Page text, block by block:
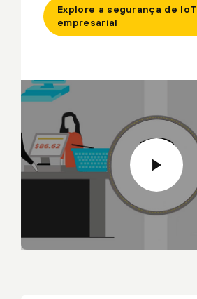
Explore a segurança de IoT
empresarial